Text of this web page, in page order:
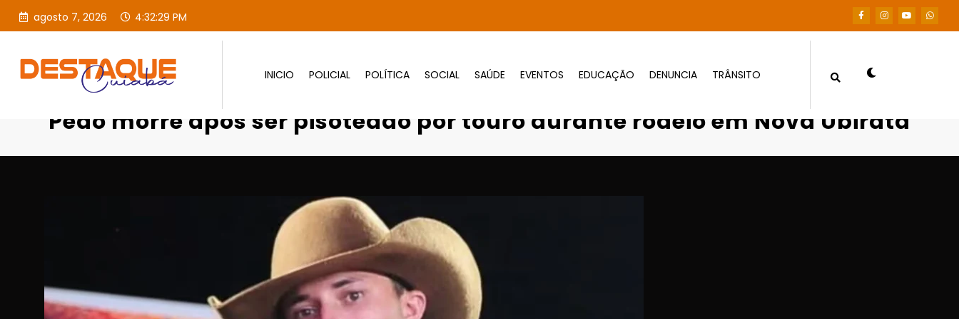
agosto 7, 2026 4:32:30 PM
INICIO POLICIAL POLÍTICA SOCIAL SAÚDE EVENTOS EDUCAÇÃO DENUNCIA TRÂNSITO
Página inicial Peão morre após ser pisoteado por touro durante rodeio em Nova Ubiratã
Peão morre após ser pisoteado por touro durante rodeio em Nova Ubiratã